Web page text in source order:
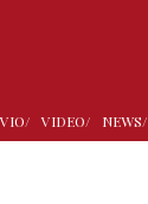
VIDEO/ NEWS/